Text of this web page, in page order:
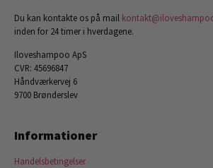
Du kan kontakte os på mail
inden for 24 timer i hverdagene.
Iloveshampoo ApS
CVR: 45696847
Håndværkervej 6
9700 Brønderslev
Informationer
Handelsbetingelser